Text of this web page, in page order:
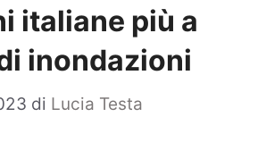
italiane più a
inondazioni
di Lucia Testa